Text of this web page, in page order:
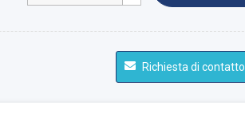
Richiesta di contatto